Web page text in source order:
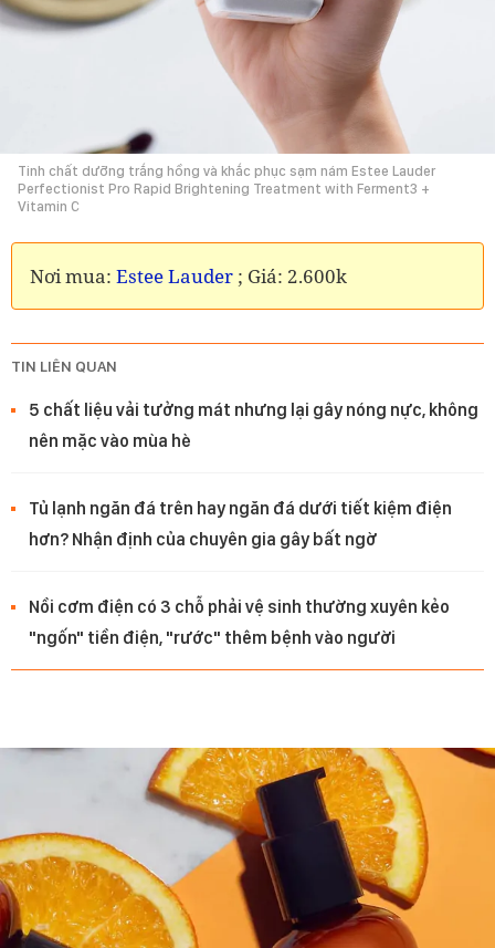
Tinh chất dưỡng trắng hồng và khắc phục sạm nám Estee Lauder
Perfectionist Pro Rapid Brightening Treatment with Ferment3 +
Vitamin C
Nơi mua: Estee Lauder ; Giá: 2.600k
TIN LIÊN QUAN
5 chất liệu vải tưởng mát nhưng lại gây nóng nực, không
nên mặc vào mùa hè
Tủ lạnh ngăn đá trên hay ngăn đá dưới tiết kiệm điện
hơn? Nhận định của chuyên gia gây bất ngờ
Nồi cơm điện có 3 chỗ phải vệ sinh thường xuyên kẻo
"ngốn" tiền điện, "rước" thêm bệnh vào người